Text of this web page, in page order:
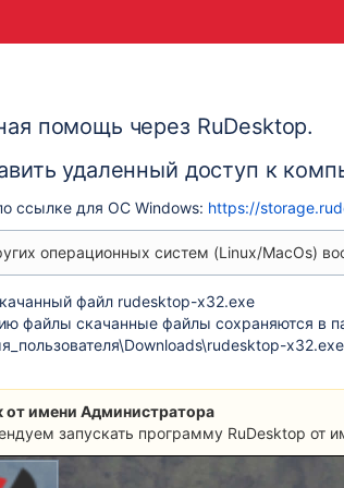
помощь через RuDesktop.
удаленный доступ к
ссылке для ОС Windows: https://
операционных систем (Linux/MacOs)
файл rudesktop-x32.exe
файлы скачанные файлы сохраняются в
от имени Администратора
запускать программу RuDesktop от